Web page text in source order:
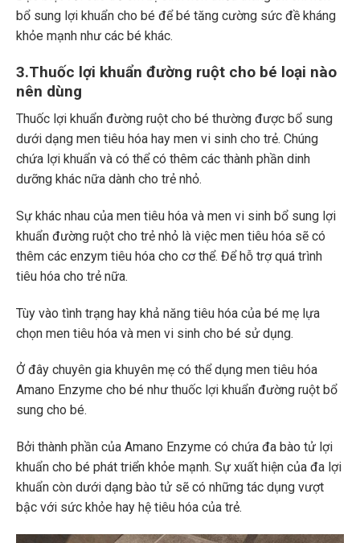
bổ sung lợi khuẩn cho bé để bé tăng cường sức đề kháng
khỏe mạnh như các bé khác.
3.Thuốc lợi khuẩn đường ruột cho bé loại nào
nên dùng
Thuốc lợi khuẩn đường ruột cho bé thường được bổ sung
dưới dạng men tiêu hóa hay men vi sinh cho trẻ. Chúng
chứa lợi khuẩn và có thể có thêm các thành phần dinh
dưỡng khác nữa dành cho trẻ nhỏ.
Sự khác nhau của men tiêu hóa và men vi sinh bổ sung lợi
khuẩn đường ruột cho trẻ nhỏ là việc men tiêu hóa sẽ có
thêm các enzym tiêu hóa cho cơ thể. Để hỗ trợ quá trình
tiêu hóa cho trẻ nữa.
Tùy vào tình trạng hay khả năng tiêu hóa của bé mẹ lựa
chọn men tiêu hóa và men vi sinh cho bé sử dụng.
Ở đây chuyên gia khuyên mẹ có thể dụng men tiêu hóa
Amano Enzyme cho bé như thuốc lợi khuẩn đường ruột bổ
sung cho bé.
Bởi thành phần của Amano Enzyme có chứa đa bào tử lợi
khuẩn cho bé phát triển khỏe mạnh. Sự xuất hiện của đa lợi
khuẩn còn dưới dạng bào tử sẽ có những tác dụng vượt
bậc với sức khỏe hay hệ tiêu hóa của trẻ.